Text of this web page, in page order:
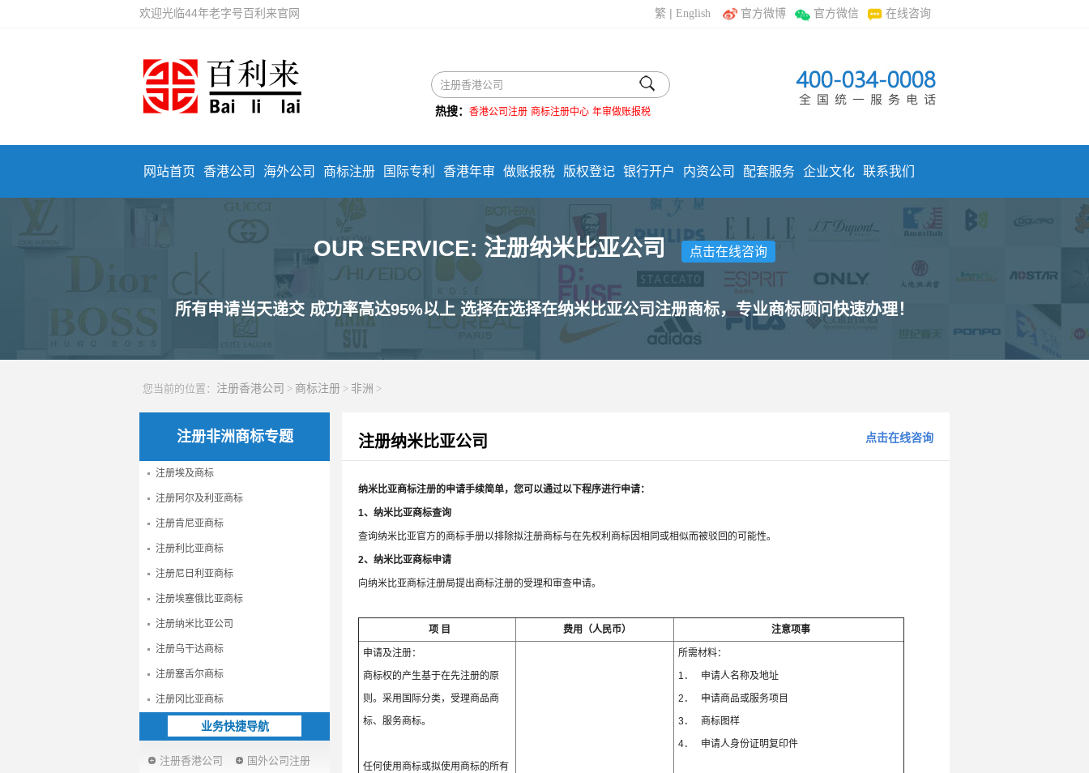
欢迎光临44年老字号百利来官网 繁 |English 官方微博 官方微信 在线咨询
热搜： 香港公司注册 商标注册中心 年审做账报税
网站首页 香港公司 海外公司 商标注册 国际专利 香港年审 做账报税 版权登记 银行开户 内资公司 配套服务 企业文化 联系我们
OUR SERVICE: 注册纳米比亚公司 点击在线咨询
所有申请当天递交 成功率高达95%以上 选择在选择在纳米比亚公司注册商标，专业商标顾问快速办理！
您当前的位置： 注册香港公司 > 商标注册 > 非洲 >
注册非洲商标专题
注册埃及商标
注册阿尔及利亚商标
注册肯尼亚商标
注册利比亚商标
注册尼日利亚商标
注册埃塞俄比亚商标
注册纳米比亚公司
注册乌干达商标
注册塞舌尔商标
注册冈比亚商标
业务快捷导航
注册香港公司
国外公司注册
注册纳米比亚公司 点击在线咨询
纳米比亚商标注册的申请手续简单，您可以通过以下程序进行申请：
1、纳米比亚商标查询
查询纳米比亚官方的商标手册以排除拟注册商标与在先权利商标因相同或相似而被驳回的可能性。
2、纳米比亚商标申请
向纳米比亚商标注册局提出商标注册的受理和审查申请。
项 目 费用（人民币） 注意项事
申请及注册：
商标权的产生基于在先注册的原
则。采用国际分类，受理商品商
标、服务商标。
任何使用商标或拟使用商标的所有
所需材料：
1． 申请人名称及地址
2． 申请商品或服务项目
3． 商标图样
4． 申请人身份证明复印件